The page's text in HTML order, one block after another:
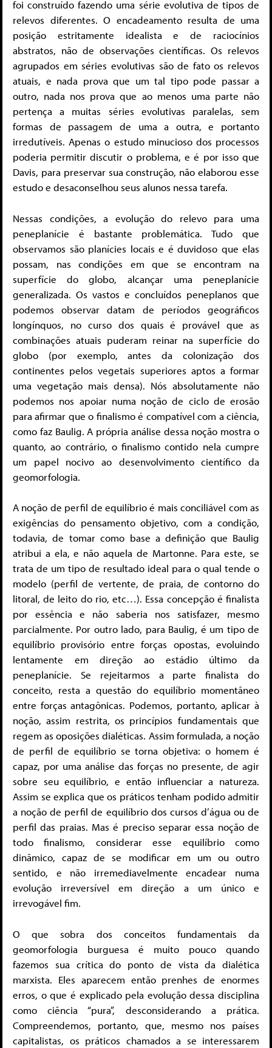
foi construído fazendo uma série evolutiva de tipos de
relevos diferentes. O encadeamento resulta de uma
posição estritamente idealista e de raciocínios
abstratos, não de observações científicas. Os relevos
agrupados em séries evolutivas são de fato os relevos
atuais, e nada prova que um tal tipo pode passar a
outro, nada nos prova que ao menos uma parte não
pertença a muitas séries evolutivas paralelas, sem
formas de passagem de uma a outra, e portanto
irredutíveis. Apenas o estudo minucioso dos processos
poderia permitir discutir o problema, e é por isso que
Davis, para preservar sua construção, não elaborou esse
estudo e desaconselhou seus alunos nessa tarefa.
Nessas condições, a evolução do relevo para uma
peneplanície é bastante problemática. Tudo que
observamos são planícies locais e é duvidoso que elas
possam, nas condições em que se encontram na
superfície do globo, alcançar uma peneplanície
generalizada. Os vastos e concluídos peneplanos que
podemos observar datam de períodos geográficos
longínquos, no curso dos quais é provável que as
combinações atuais puderam reinar na superfície do
globo (por exemplo, antes da colonização dos
continentes pelos vegetais superiores aptos a formar
uma vegetação mais densa). Nós absolutamente não
podemos nos apoiar numa noção de ciclo de erosão
para afirmar que o finalismo é compatível com a ciência,
como faz Baulig. A própria análise dessa noção mostra o
quanto, ao contrário, o finalismo contido nela cumpre
um papel nocivo ao desenvolvimento científico da
geomorfologia.
A noção de perfil de equilíbrio é mais conciliável com as
exigências do pensamento objetivo, com a condição,
todavia, de tomar como base a definição que Baulig
atribui a ela, e não aquela de Martonne. Para este, se
trata de um tipo de resultado ideal para o qual tende o
modelo (perfil de vertente, de praia, de contorno do
litoral, de leito do rio, etc…). Essa concepção é finalista
por essência e não saberia nos satisfazer, mesmo
parcialmente. Por outro lado, para Baulig, é um tipo de
equilíbrio provisório entre forças opostas, evoluindo
lentamente em direção ao estádio último da
peneplanície. Se rejeitarmos a parte finalista do
conceito, resta a questão do equilíbrio momentâneo
entre forças antagônicas. Podemos, portanto, aplicar à
noção, assim restrita, os princípios fundamentais que
regem as oposições dialéticas. Assim formulada, a noção
de perfil de equilíbrio se torna objetiva: o homem é
capaz, por uma análise das forças no presente, de agir
sobre seu equilíbrio, e então influenciar a natureza.
Assim se explica que os práticos tenham podido admitir
a noção de perfil de equilíbrio dos cursos d’água ou de
perfil das praias. Mas é preciso separar essa noção de
todo finalismo, considerar esse equilíbrio como
dinâmico, capaz de se modificar em um ou outro
sentido, e não irremediavelmente encadear numa
evolução irreversível em direção a um único e
irrevogável fim.
O que sobra dos conceitos fundamentais da
geomorfologia burguesa é muito pouco quando
fazemos sua crítica do ponto de vista da dialética
marxista. Eles aparecem então prenhes de enormes
erros, o que é explicado pela evolução dessa disciplina
como ciência “pura”, desconsiderando a prática.
Compreendemos, portanto, que, mesmo nos países
capitalistas, os práticos chamados a se interessarem